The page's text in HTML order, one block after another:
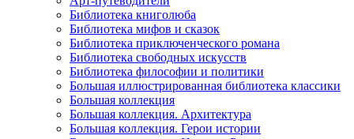
Библиотека книголюба
Библиотека мифов и сказок
Библиотека приключенческого романа
Библиотека свободных искусств
Библиотека философии и политики
Большая иллюстрированная библиотека классики
Большая коллекция
Большая коллекция. Архитектура
Большая коллекция. Герои истории